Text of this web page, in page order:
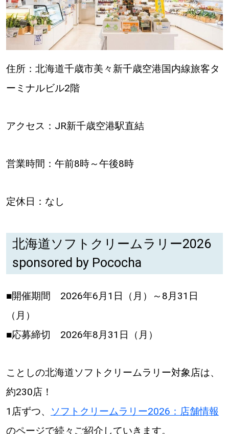
住所：北海道千歳市美々新千歳空港国内線旅客タ
ーミナルビル2階
アクセス：JR新千歳空港駅直結
営業時間：午前8時～午後8時
定休日：なし
北海道ソフトクリームラリー2026
sponsored by Pococha
■開催期間 2026年6月1日（月）～8月31日
（月）
■応募締切 2026年8月31日（月）
ことしの北海道ソフトクリームラリー対象店は、
約230店！
1店ずつ、 ソフトクリームラリー2026：店舗情報
のページで続々ご紹介していきます。